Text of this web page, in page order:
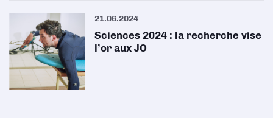
21.06.2024
Sciences 2024 : la recherche vise
l’or aux JO